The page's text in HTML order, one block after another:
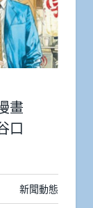
畫
口
新聞動態